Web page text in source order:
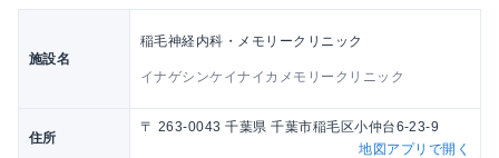
施設名
稲毛神経内科・メモリークリニック
イナゲシンケイナイカメモリークリニック
住所
〒 263-0043 千葉県 千葉市稲毛区小仲台6-23-9
地図アプリで開く